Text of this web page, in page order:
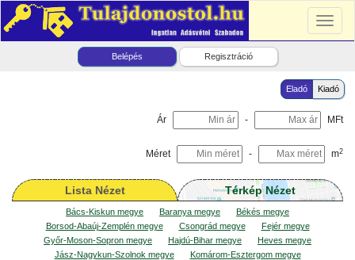
Belépés Regisztráció
Eladó Kiadó
Ár - MFt
Méret - m2
Lista Nézet Térkép Nézet
Bács-Kiskun megye Baranya megye
Békés megye
Borsod-Abaúj-Zemplén megye
Csongrád megye
Fejér megye
Győr-Moson-Sopron megye
Hajdú-Bihar megye
Heves megye
Jász-Nagykun-Szolnok megye
Komárom-Esztergom megye